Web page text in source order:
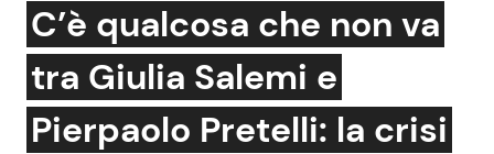
News e Cronaca
Attualità Italiana
Gossip e TV
Bellezze VIP
C’è qualcosa che non va
tra Giulia Salemi e
Pierpaolo Pretelli: la crisi